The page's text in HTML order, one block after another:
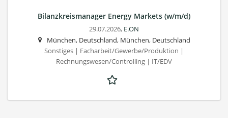
Bilanzkreismanager Energy Markets (w/m/d)
29.07.2026, E.ON
München, Deutschland, München, Deutschland
Sonstiges | Facharbeit/Gewerbe/Produktion |
Rechnungswesen/Controlling | IT/EDV